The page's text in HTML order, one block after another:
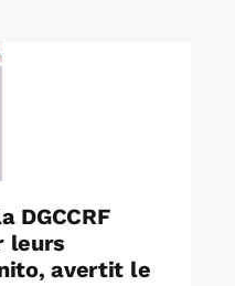
DGCCRF
leurs
avertit le